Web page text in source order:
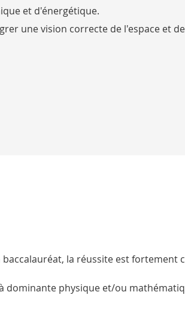
et d'énergétique.
une vision correcte de l'espace et
la réussite est fortement
dominante physique et/ou